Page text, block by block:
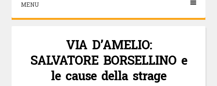
MENU
VIA D’AMELIO:
SALVATORE BORSELLINO e
le cause della strage